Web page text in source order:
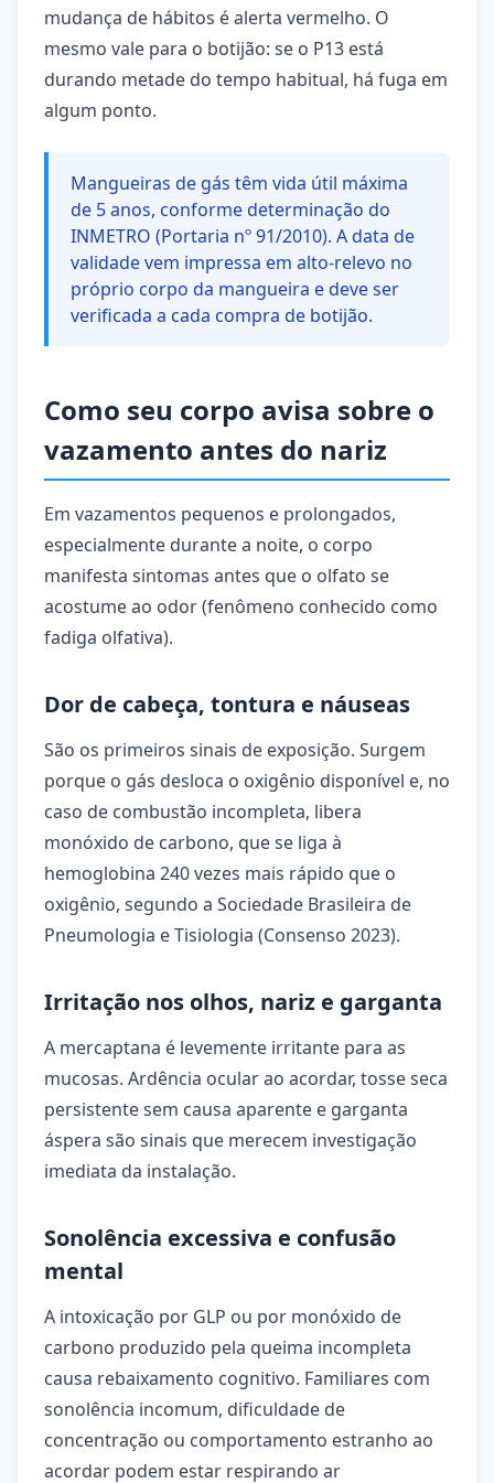
mudança de hábitos é alerta vermelho. O
mesmo vale para o botijão: se o P13 está
durando metade do tempo habitual, há fuga em
algum ponto.
Mangueiras de gás têm vida útil máxima
de 5 anos, conforme determinação do
INMETRO (Portaria nº 91/2010). A data de
validade vem impressa em alto-relevo no
próprio corpo da mangueira e deve ser
verificada a cada compra de botijão.
Como seu corpo avisa sobre o
vazamento antes do nariz
Em vazamentos pequenos e prolongados,
especialmente durante a noite, o corpo
manifesta sintomas antes que o olfato se
acostume ao odor (fenômeno conhecido como
fadiga olfativa).
Dor de cabeça, tontura e náuseas
São os primeiros sinais de exposição. Surgem
porque o gás desloca o oxigênio disponível e, no
caso de combustão incompleta, libera
monóxido de carbono, que se liga à
hemoglobina 240 vezes mais rápido que o
oxigênio, segundo a Sociedade Brasileira de
Pneumologia e Tisiologia (Consenso 2023).
Irritação nos olhos, nariz e garganta
A mercaptana é levemente irritante para as
mucosas. Ardência ocular ao acordar, tosse seca
persistente sem causa aparente e garganta
áspera são sinais que merecem investigação
imediata da instalação.
Sonolência excessiva e confusão
mental
A intoxicação por GLP ou por monóxido de
carbono produzido pela queima incompleta
causa rebaixamento cognitivo. Familiares com
sonolência incomum, dificuldade de
concentração ou comportamento estranho ao
acordar podem estar respirando ar